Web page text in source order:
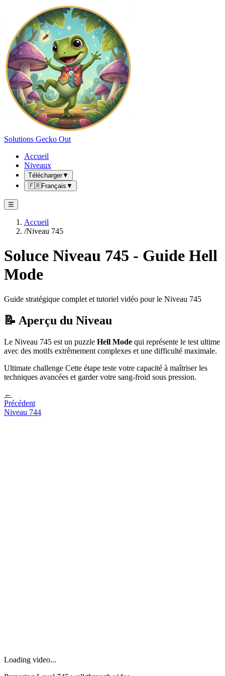
Solutions Gecko Out
Accueil
Niveaux
Télécharger▼
🇫🇷Français ▼
☰
Accueil
/Niveau 745
Soluce Niveau 745 - Guide Hell
Mode
Guide stratégique complet et tutoriel vidéo pour le Niveau 745
📝 Aperçu du Niveau
Le Niveau 745 est un puzzle Hell Mode qui représente le test ultime
avec des motifs extrêmement complexes et une difficulté maximale.
Ultimate challenge Cette étape teste votre capacité à maîtriser les
techniques avancées et garder votre sang-froid sous pression.
←
Précédent
Niveau 744
Loading video...